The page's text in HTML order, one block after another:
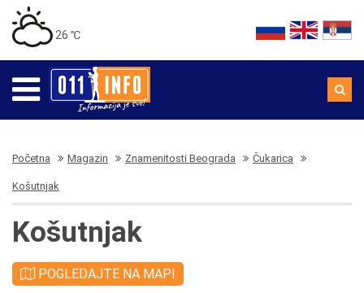
26 ℃
Početna Magazin Znamenitosti Beograda Čukarica
Košutnjak
Košutnjak
POGLEDAJTE NA MAPI